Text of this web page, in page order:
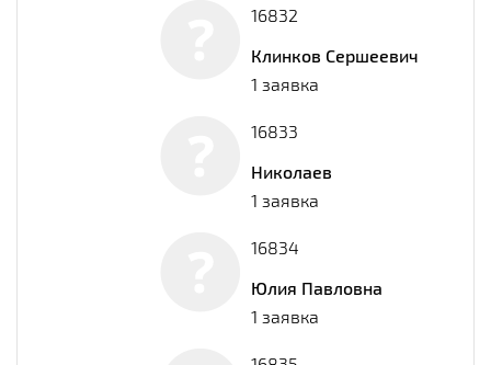
16832
Клинков Сершеевич
1 заявка
16833
Николаев
1 заявка
16834
Юлия Павловна
1 заявка